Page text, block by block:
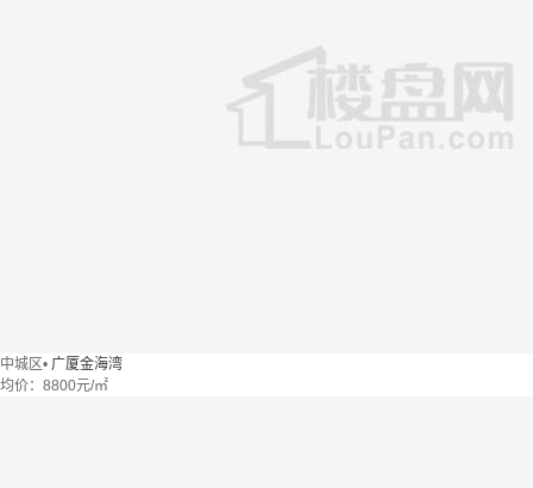
中城区• 广厦金海湾
均价： 8800元/㎡